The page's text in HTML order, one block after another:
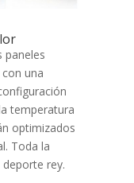
paneles
una
temperatura
optimizados
Toda la
rey.